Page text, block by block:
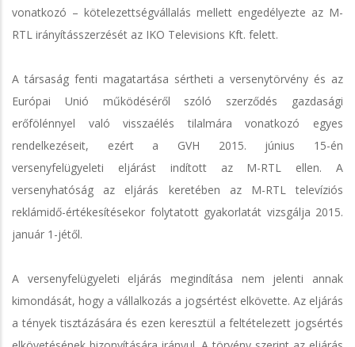
vonatkozó – kötelezettségvállalás mellett engedélyezte az M-
RTL irányításszerzését az IKO Televisions Kft. felett.
A társaság fenti magatartása sértheti a versenytörvény és az
Európai Unió működéséről szóló szerződés gazdasági
erőfölénnyel való visszaélés tilalmára vonatkozó egyes
rendelkezéseit, ezért a GVH 2015. június 15-én
versenyfelügyeleti eljárást indított az M-RTL ellen. A
versenyhatóság az eljárás keretében az M-RTL televíziós
reklámidő-értékesítésekor folytatott gyakorlatát vizsgálja 2015.
január 1-jétől.
A versenyfelügyeleti eljárás megindítása nem jelenti annak
kimondását, hogy a vállalkozás a jogsértést elkövette. Az eljárás
a tények tisztázására és ezen keresztül a feltételezett jogsértés